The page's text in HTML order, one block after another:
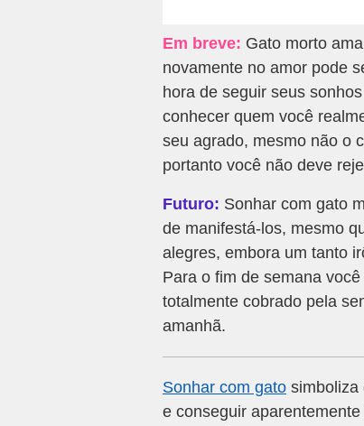
Em breve: Gato morto
novamente no amor pode
hora de seguir seus
conhecer quem você
seu agrado, mesmo não o
portanto você não deve
Futuro: Sonhar com gato
de manifestá-los, mesmo
alegres, embora um tanto
Para o fim de semana
totalmente cobrado pela
amanhã.
Sonhar com gato simboliza
e conseguir